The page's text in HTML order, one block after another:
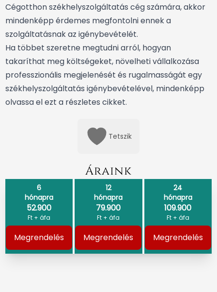
Cégotthon székhelyszolgáltatás cég számára, akkor
mindenképp érdemes megfontolni ennek a
szolgáltatásnak az igénybevételét.
Ha többet szeretne megtudni arról, hogyan
takaríthat meg költségeket, növelheti vállalkozása
professzionális megjelenését és rugalmasságát egy
székhelyszolgáltatás igénybevételével, mindenképp
olvassa el ezt a részletes cikket.
Tetszik
Áraink
6
hónapra
52.900
Ft + áfa
Megrendelés
12
hónapra
79.900
Ft + áfa
Megrendelés
24
hónapra
109.900
Ft + áfa
Megrendelés